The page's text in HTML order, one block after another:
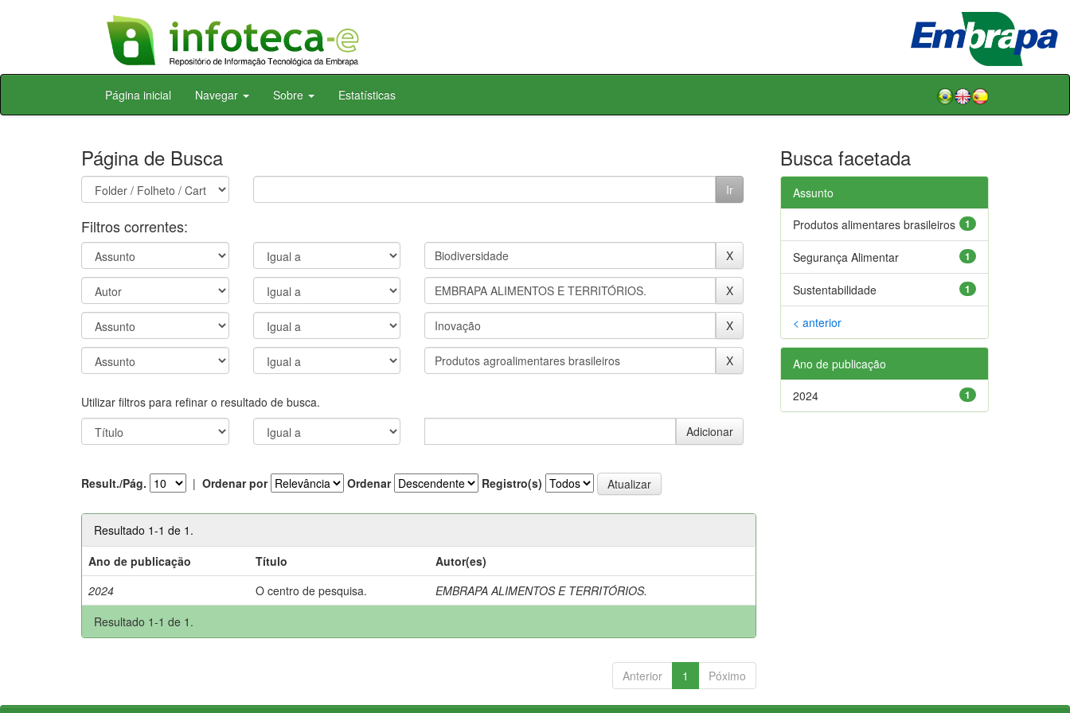
Skip
Página inicial Navegar Sobre Estatísticas
Página de Busca
Filtros correntes:
Utilizar filtros para refinar o resultado de busca.
Result./Pág. | Ordenar por Ordenar Registro(s)
Resultado 1-1 de 1.
Ano de publicação
Título
Autor(es)
2024
O centro de pesquisa.
EMBRAPA ALIMENTOS E TERRITÓRIOS.
Resultado 1-1 de 1.
Anterior 1 Póximo
Busca facetada
Assunto
1
Produtos alimentares brasileiros
1
Segurança Alimentar
1
Sustentabilidade
< anterior
Ano de publicação
1
2024